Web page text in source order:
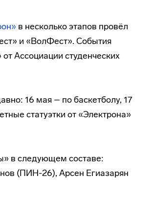
в несколько этапов провёл
и «ВолФест». События
Ассоциации студенческих
16 мая – по баскетболу, 17
статуэтки от «Электрона»
в следующем составе:
(ПИН-26), Арсен Егиазарян